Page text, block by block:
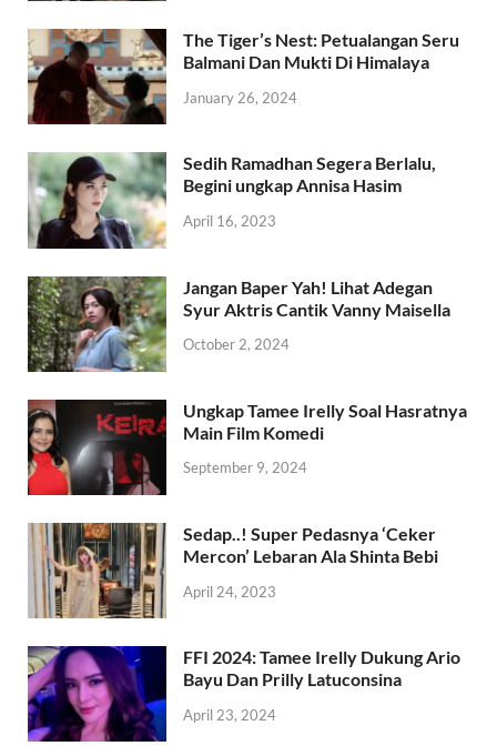
The Tiger’s Nest: Petualangan Seru
Balmani Dan Mukti Di Himalaya
January 26, 2024
Sedih Ramadhan Segera Berlalu,
Begini ungkap Annisa Hasim
April 16, 2023
Jangan Baper Yah! Lihat Adegan
Syur Aktris Cantik Vanny Maisella
October 2, 2024
Ungkap Tamee Irelly Soal Hasratnya
Main Film Komedi
September 9, 2024
Sedap..! Super Pedasnya ‘Ceker
Mercon’ Lebaran Ala Shinta Bebi
April 24, 2023
FFI 2024: Tamee Irelly Dukung Ario
Bayu Dan Prilly Latuconsina
April 23, 2024